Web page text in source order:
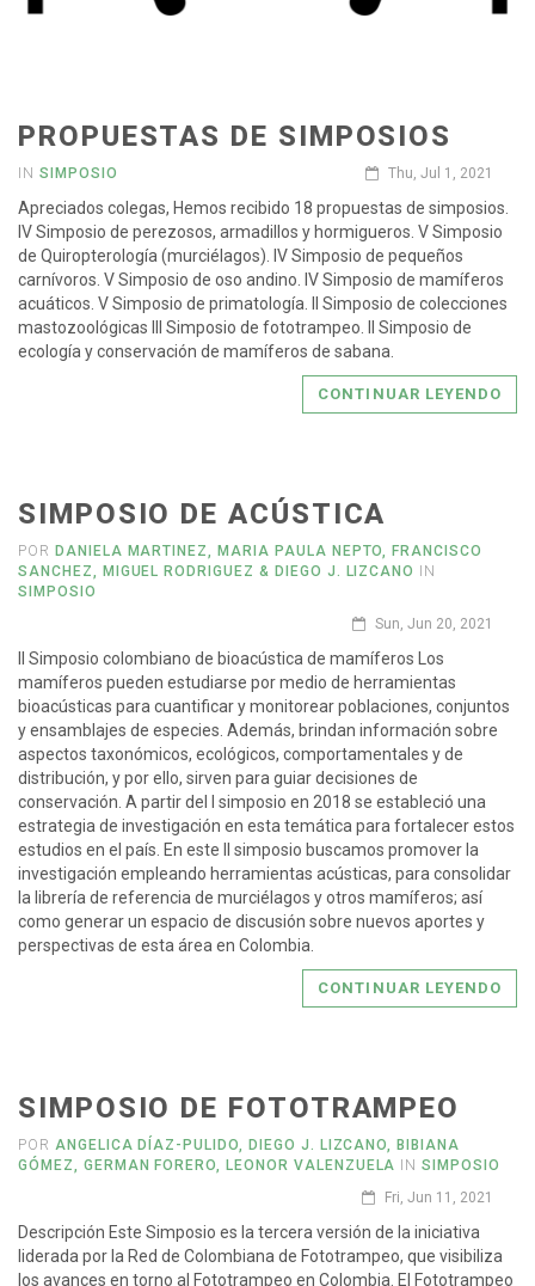
PROPUESTAS DE SIMPOSIOS
IN SIMPOSIO Thu, Jul 1, 2021
Apreciados colegas, Hemos recibido 18 propuestas de simposios.
IV Simposio de perezosos, armadillos y hormigueros. V Simposio
de Quiropterología (murciélagos). IV Simposio de pequeños
carnívoros. V Simposio de oso andino. IV Simposio de mamíferos
acuáticos. V Simposio de primatología. II Simposio de colecciones
mastozoológicas III Simposio de fototrampeo. II Simposio de
ecología y conservación de mamíferos de sabana.
CONTINUAR LEYENDO
SIMPOSIO DE ACÚSTICA
POR DANIELA MARTINEZ, MARIA PAULA NEPTO, FRANCISCO
SANCHEZ, MIGUEL RODRIGUEZ & DIEGO J. LIZCANO IN
SIMPOSIO
Sun, Jun 20, 2021
II Simposio colombiano de bioacústica de mamíferos Los
mamíferos pueden estudiarse por medio de herramientas
bioacústicas para cuantificar y monitorear poblaciones, conjuntos
y ensamblajes de especies. Además, brindan información sobre
aspectos taxonómicos, ecológicos, comportamentales y de
distribución, y por ello, sirven para guiar decisiones de
conservación. A partir del I simposio en 2018 se estableció una
estrategia de investigación en esta temática para fortalecer estos
estudios en el país. En este II simposio buscamos promover la
investigación empleando herramientas acústicas, para consolidar
la librería de referencia de murciélagos y otros mamíferos; así
como generar un espacio de discusión sobre nuevos aportes y
perspectivas de esta área en Colombia.
CONTINUAR LEYENDO
SIMPOSIO DE FOTOTRAMPEO
POR ANGELICA DÍAZ-PULIDO, DIEGO J. LIZCANO, BIBIANA
GÓMEZ, GERMAN FORERO, LEONOR VALENZUELA INSIMPOSIO
Fri, Jun 11, 2021
Descripción Este Simposio es la tercera versión de la iniciativa
liderada por la Red de Colombiana de Fototrampeo, que visibiliza
los avances en torno al Fototrampeo en Colombia. El Fototrampeo